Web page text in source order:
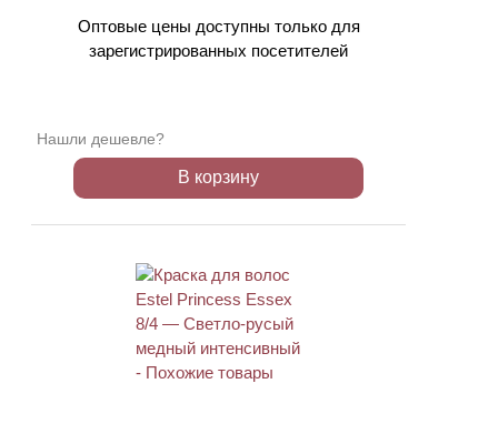
Оптовые цены доступны только для
зарегистрированных посетителей
Нашли дешевле?
В корзину